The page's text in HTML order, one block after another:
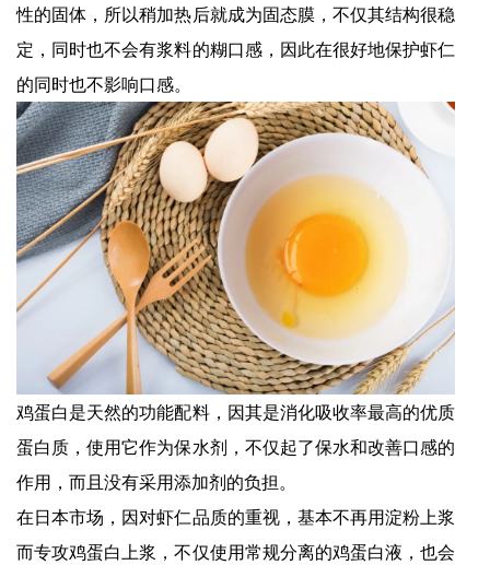
性的固体，所以稍加热后就成为固态膜，不仅其结构很稳
定，同时也不会有浆料的糊口感，因此在很好地保护虾仁
的同时也不影响口感。
鸡蛋白是天然的功能配料，因其是消化吸收率最高的优质
蛋白质，使用它作为保水剂，不仅起了保水和改善口感的
作用，而且没有采用添加剂的负担。
在日本市场，因对虾仁品质的重视，基本不再用淀粉上浆
而专攻鸡蛋白上浆，不仅使用常规分离的鸡蛋白液，也会